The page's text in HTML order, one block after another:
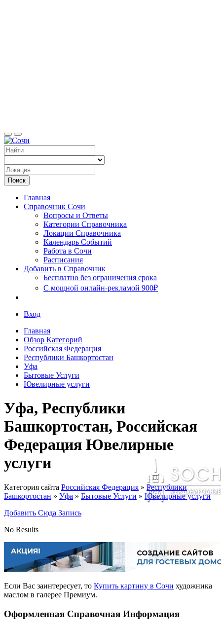
Сочи
Поиск
Главная
Справочник Сочи
Вопросы и Ответы
Категории Справочника
Локации Справочника
Календарь Событий
Работа в Сочи
Расписания
Добавить в Справочник
Бесплатно без ограничения срока
С мощной онлайн-рекламой 900₽
Вход
Главная
Обзор Категорий
Российская Федерация
Республики Башкортостан
Уфа
Бытовые Услуги
Ювелирные услуги
Уфа, Республики
Башкортостан, Российская
Федерация Ювелирные
услуги
Категория сайта Российская Федерация » Республики
Башкортостан » Уфа » Бытовые Услуги » Ювелирные услуги
Добавить Сюда Запись
No Results
Если Вас заинтересует, то Купить картину в Сочи художника
маслом в галерее Премиум.
Оформленная Справочная Информация